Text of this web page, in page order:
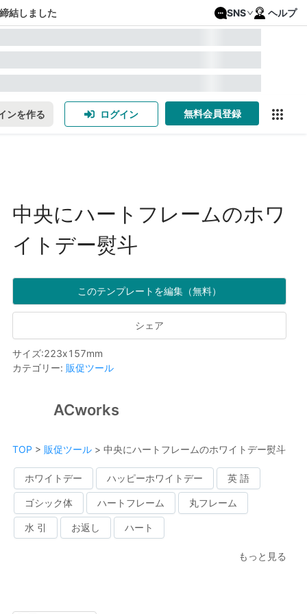
結しました SNS ヘルプ
ンを作る ログイン 無料会員登録
中央にハートフレームのホワ
イトデー熨斗
このテンプレートを編集（無料）
シェア
サイズ:223x157mm
カテゴリー: 販促ツール
ACworks
TOP > 販促ツール > 中央にハートフレームのホワイトデー熨斗
ホワイトデー ハッピーホワイトデー 英 語
ゴシック体 ハートフレーム 丸フレーム
水 引 お返し ハート
もっと見る